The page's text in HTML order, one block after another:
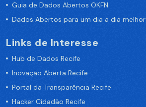
Guia de Dados Abertos OKFN
Dados Abertos para um dia a dia melhor
Links de Interesse
Hub de Dados Recife
Inovação Aberta Recife
Portal da Transparência Recife
Hacker Cidadão Recife